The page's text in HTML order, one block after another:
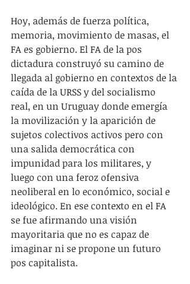
Hoy, además de fuerza política,
memoria, movimiento de masas, el
FA es gobierno. El FA de la pos
dictadura construyó su camino de
llegada al gobierno en contextos de la
caída de la URSS y del socialismo
real, en un Uruguay donde emergía
la movilización y la aparición de
sujetos colectivos activos pero con
una salida democrática con
impunidad para los militares, y
luego con una feroz ofensiva
neoliberal en lo económico, social e
ideológico. En ese contexto en el FA
se fue afirmando una visión
mayoritaria que no es capaz de
imaginar ni se propone un futuro
pos capitalista.